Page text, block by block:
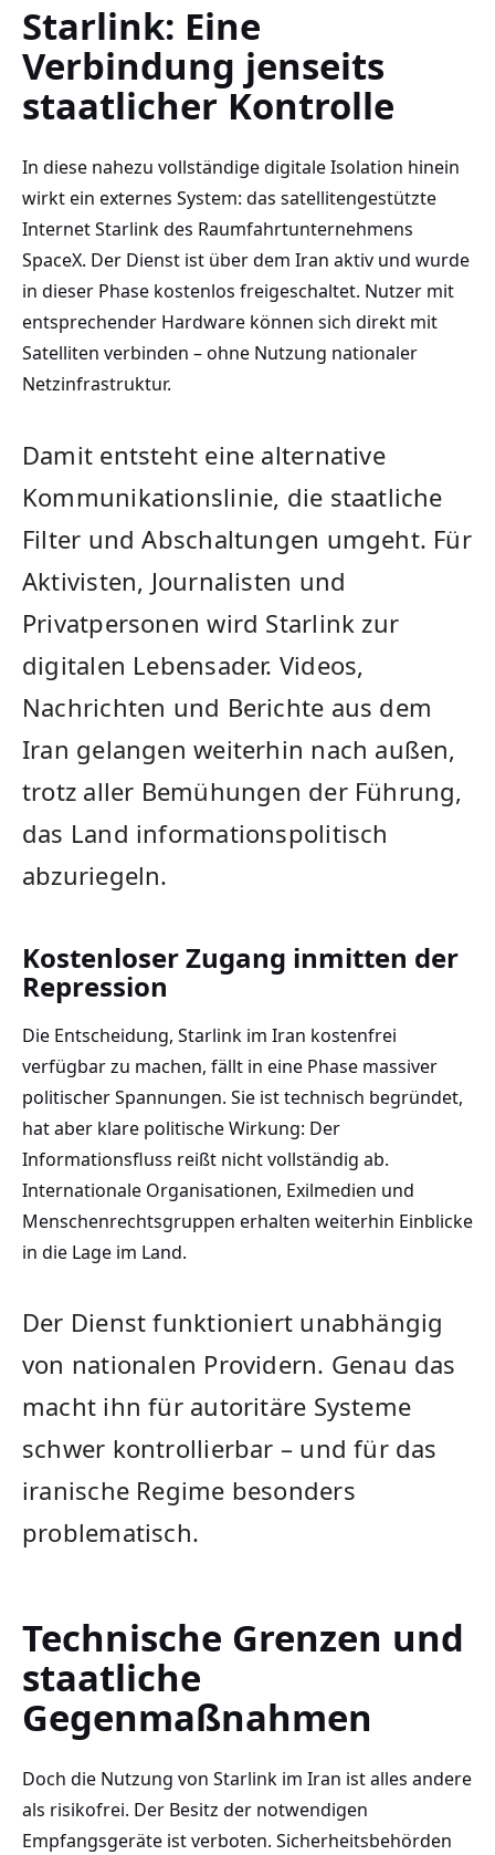
Starlink: Eine
Verbindung jenseits
staatlicher Kontrolle
In diese nahezu vollständige digitale Isolation hinein
wirkt ein externes System: das satellitengestützte
Internet Starlink des Raumfahrtunternehmens
SpaceX. Der Dienst ist über dem Iran aktiv und wurde
in dieser Phase kostenlos freigeschaltet. Nutzer mit
entsprechender Hardware können sich direkt mit
Satelliten verbinden – ohne Nutzung nationaler
Netzinfrastruktur.
Damit entsteht eine alternative
Kommunikationslinie, die staatliche
Filter und Abschaltungen umgeht. Für
Aktivisten, Journalisten und
Privatpersonen wird Starlink zur
digitalen Lebensader. Videos,
Nachrichten und Berichte aus dem
Iran gelangen weiterhin nach außen,
trotz aller Bemühungen der Führung,
das Land informationspolitisch
abzuriegeln.
Kostenloser Zugang inmitten der
Repression
Die Entscheidung, Starlink im Iran kostenfrei
verfügbar zu machen, fällt in eine Phase massiver
politischer Spannungen. Sie ist technisch begründet,
hat aber klare politische Wirkung: Der
Informationsfluss reißt nicht vollständig ab.
Internationale Organisationen, Exilmedien und
Menschenrechtsgruppen erhalten weiterhin Einblicke
in die Lage im Land.
Der Dienst funktioniert unabhängig
von nationalen Providern. Genau das
macht ihn für autoritäre Systeme
schwer kontrollierbar – und für das
iranische Regime besonders
problematisch.
Technische Grenzen und
staatliche
Gegenmaßnahmen
Doch die Nutzung von Starlink im Iran ist alles andere
als risikofrei. Der Besitz der notwendigen
Empfangsgeräte ist verboten. Sicherheitsbehörden